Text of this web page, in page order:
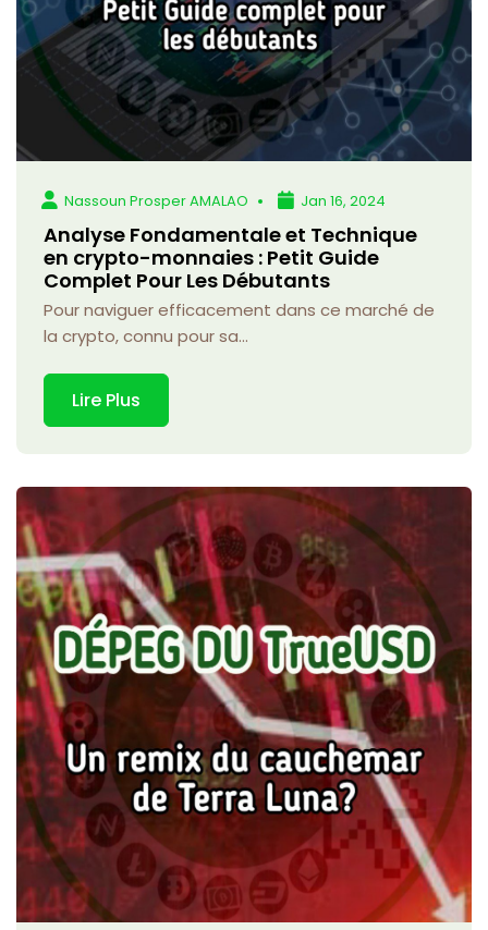
Nassoun Prosper AMALAO Jan 16, 2024
Analyse Fondamentale et Technique
en crypto-monnaies : Petit Guide
Complet Pour Les Débutants
Pour naviguer efficacement dans ce marché de
la crypto, connu pour sa...
Lire Plus